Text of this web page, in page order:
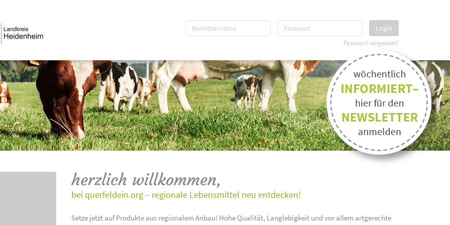
Login
Passwort vergessen?
herzlich willkommen,
bei querfeldein.org – regionale Lebensmittel neu entdecken!
Setze jetzt auf Produkte aus regionalem Anbau! Hohe Qualität, Langlebigkeit und vor allem artgerechte